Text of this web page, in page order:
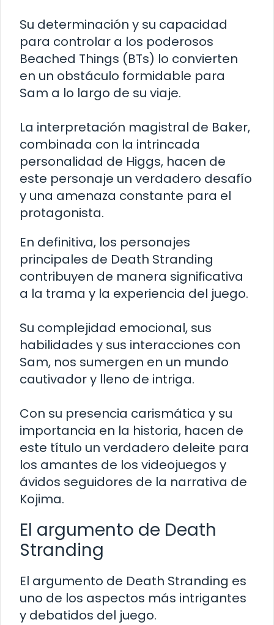
Su determinación y su capacidad
para controlar a los poderosos
Beached Things (BTs) lo convierten
en un obstáculo formidable para
Sam a lo largo de su viaje.
La interpretación magistral de Baker,
combinada con la intrincada
personalidad de Higgs, hacen de
este personaje un verdadero desafío
y una amenaza constante para el
protagonista.
En definitiva, los personajes
principales de Death Stranding
contribuyen de manera significativa
a la trama y la experiencia del juego.
Su complejidad emocional, sus
habilidades y sus interacciones con
Sam, nos sumergen en un mundo
cautivador y lleno de intriga.
Con su presencia carismática y su
importancia en la historia, hacen de
este título un verdadero deleite para
los amantes de los videojuegos y
ávidos seguidores de la narrativa de
Kojima.
El argumento de Death
Stranding
El argumento de Death Stranding es
uno de los aspectos más intrigantes
y debatidos del juego.